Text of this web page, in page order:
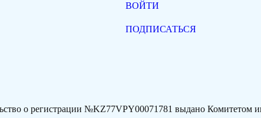
ВОЙТИ
ПОДПИСАТЬСЯ
о регистрации №KZ77VPY00071781 выдано Комитетом